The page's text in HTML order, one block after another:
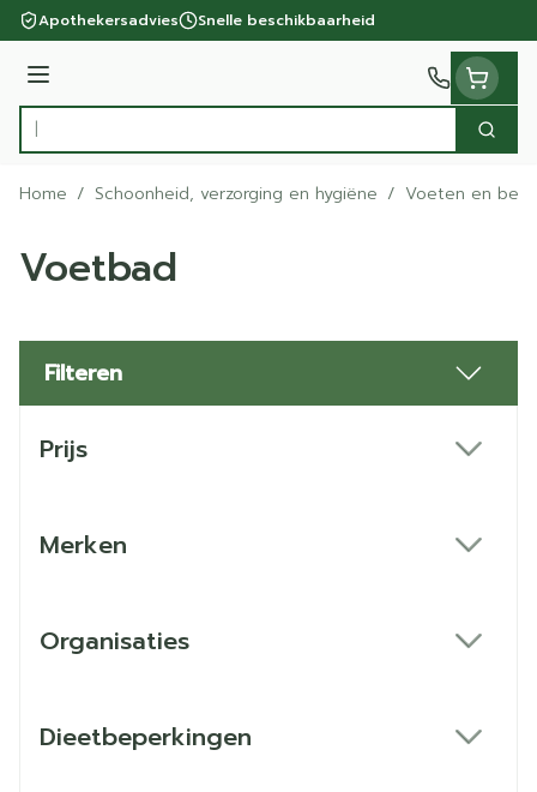
Ga naar de inhoud
Apothekersadvies Snelle beschikbaarheid
Menu
Product, merk, categorie...
Zoek
Home / Schoonheid, verzorging en hygiëne / Voeten en
Voetbad
Filteren
Prijs
Merken
Organisaties
Dieetbeperkingen